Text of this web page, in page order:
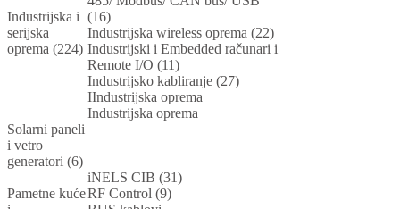
Industrijska i
serijska
oprema (224)
(16)
Industrijska wireless oprema (22)
Industrijski i Embedded računari i
Remote I/O (11)
Industrijsko kabliranje (27)
IIndustrijska oprema
Industrijska oprema
Solarni paneli
i vetro
generatori (6)
Pametne kuće
iNELS CIB (31)
RF Control (9)